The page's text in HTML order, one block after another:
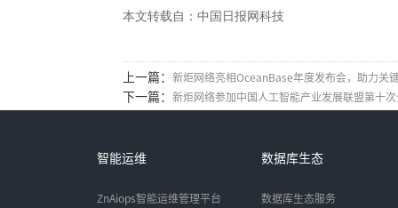
本文转载自：中国日报网科技
上一篇： 新炬网络亮相OceanBase年度发布会，助力关
下一篇： 新炬网络参加中国人工智能产业发展联盟第十
智能运维
ZnAiops智能运维管理平台
数据库生态
数据库生态服务